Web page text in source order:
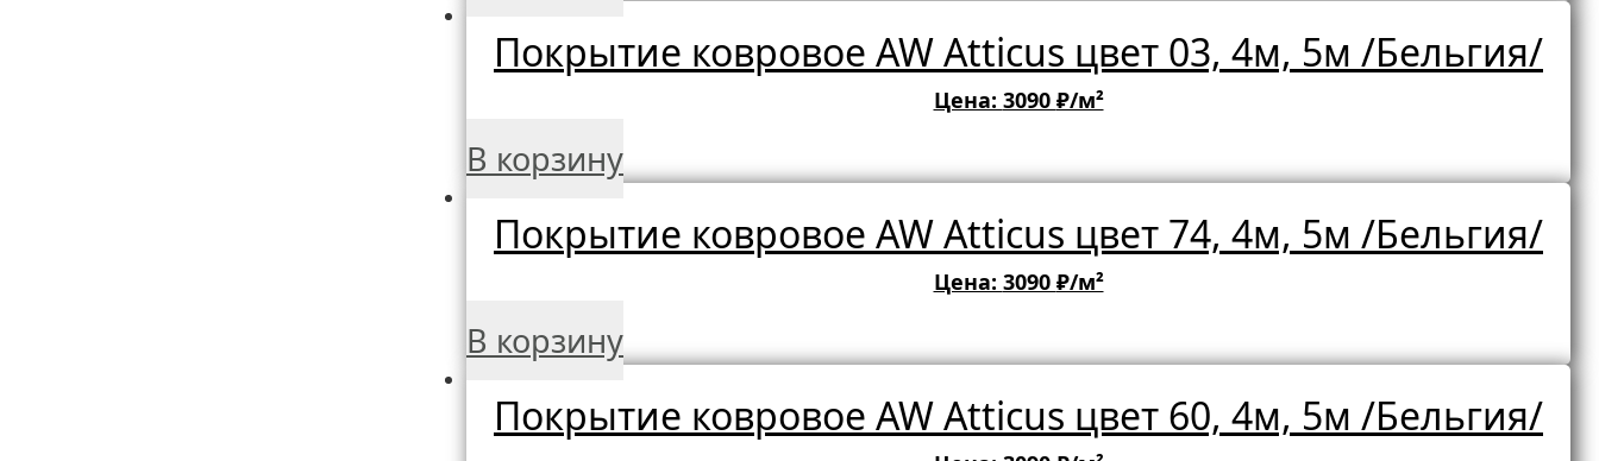
Покрытие ковровое AW Atticus цвет 03, 4м, 5м /Бельгия/
Цена: 3090 ₽/м²
В корзину
Покрытие ковровое AW Atticus цвет 74, 4м, 5м /Бельгия/
Цена: 3090 ₽/м²
В корзину
Покрытие ковровое AW Atticus цвет 60, 4м, 5м /Бельгия/